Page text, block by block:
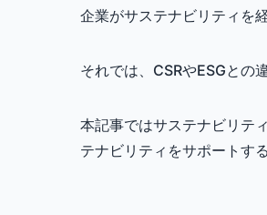
企業がサステナビリティを
それでは、CSRやESGとの
本記事ではサステナビリテ
テナビリティをサポートす